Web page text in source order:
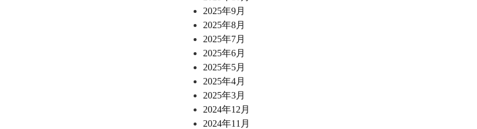
2025年9月
2025年8月
2025年7月
2025年6月
2025年5月
2025年4月
2025年3月
2024年12月
2024年11月